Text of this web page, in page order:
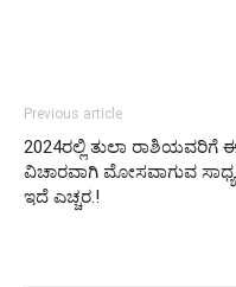
Previous article
2024ರಲ್ಲಿ ತುಲಾ ರಾಶಿಯವರಿಗೆ
ವಿಚಾರವಾಗಿ ಮೋಸವಾಗುವ
ಇದೆ ಎಚ್ಚರ.!